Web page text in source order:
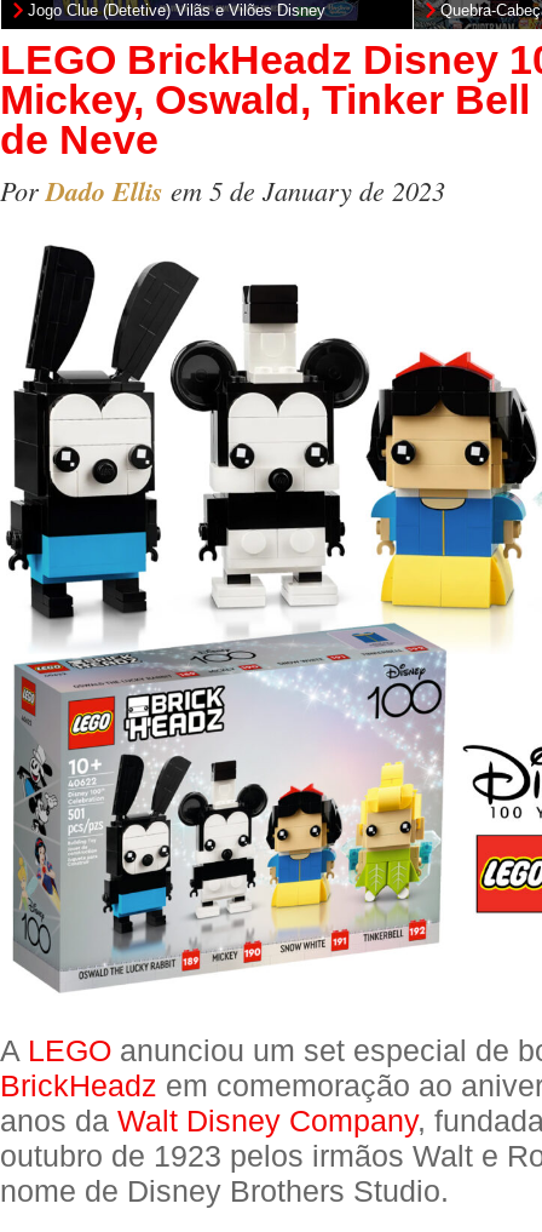
Jogo Clue (Detetive) Vilãs e Vilões Disney
Quebra-
Quadrinhos
LEGO BrickHeadz Disney
Mickey, Oswald, Tinker
de Neve
PorDado Ellis em 5 de January de 2023
A LEGO anunciou um set especial de
BrickHeadz em comemoração ao
anos da Walt Disney Company,
outubro de 1923 pelos irmãos Walt e
nome de Disney Brothers Studio.